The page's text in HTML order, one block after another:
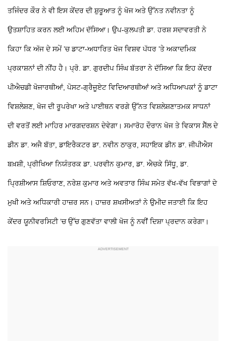
ਤਜਿੰਦਰ ਕੌਰ ਨੇ ਵੀ ਇਸ ਕੇਂਦਰ ਦੀ ਸ਼ੁਰੂਆਤ ਨੂੰ ਖੋਜ ਅਤੇ ਉੱਨਤ ਨਵੀਨਤਾ ਨੂੰ
ਉਤਸ਼ਾਹਿਤ ਕਰਨ ਲਈ ਅਹਿਮ ਦੱਸਿਆ। ਉਪ-ਕੁਲਪਤੀ ਡਾ. ਹਰਸ਼ ਸਦਾਵਰਤੀ ਨੇ
ਕਿਹਾ ਕਿ ਅੱਜ ਦੇ ਸਮੇਂ ’ਚ ਡਾਟਾ-ਅਧਾਰਿਤ ਖੋਜ ਵਿਸ਼ਵ ਪੱਧਰ ’ਤੇ ਅਕਾਦਮਿਕ
ਪ੍ਰਕਾਸ਼ਨਾਂ ਦੀ ਨੀਂਹ ਹੈ। ਪ੍ਰੋ. ਡਾ. ਗੁਰਦੀਪ ਸਿੰਘ ਬੱਤਰਾ ਨੇ ਦੱਸਿਆ ਕਿ ਇਹ ਕੇਂਦਰ
ਪੀਐਚਡੀ ਖੋਜਾਰਥੀਆਂ, ਪੋਸਟ-ਗ੍ਰੈਜੂਏਟ ਵਿਦਿਆਰਥੀਆਂ ਅਤੇ ਅਧਿਆਪਕਾਂ ਨੂੰ ਡਾਟਾ
ਵਿਸ਼ਲੇਸ਼ਣ, ਖੋਜ ਦੀ ਰੂਪਰੇਖਾ ਅਤੇ ਪਾਈਥਨ ਵਰਗੇ ਉੱਨਤ ਵਿਸ਼ਲੇਸ਼ਣਾਤਮਕ ਸਾਧਨਾਂ
ਦੀ ਵਰਤੋਂ ਲਈ ਮਾਹਿਰ ਮਾਰਗਦਰਸ਼ਨ ਦੇਵੇਗਾ। ਸਮਾਰੋਹ ਦੌਰਾਨ ਖੋਜ ਤੇ ਵਿਕਾਸ ਸੈੱਲ ਦੇ
ਡੀਨ ਡਾ. ਅਜੈ ਬੱਤਾ, ਡਾਇਰੈਕਟਰ ਡਾ. ਨਵੀਨ ਠਾਕੁਰ, ਸਹਾਇਕ ਡੀਨ ਡਾ. ਜੀਪੀਐਸ
ਬਖ਼ਸ਼ੀ, ਪ੍ਰੀਖਿਆ ਨਿਯੰਤਰਕ ਡਾ. ਪਰਵੀਨ ਕੁਮਾਰ, ਡਾ. ਐਚਕੇ ਸਿੱਧੂ, ਡਾ.
ਪ੍ਰਿਸ਼ੀਆਸ ਸ਼ਿਓਰਾਣ, ਨਰੇਸ਼ ਕੁਮਾਰ ਅਤੇ ਅਵਤਾਰ ਸਿੰਘ ਸਮੇਤ ਵੱਖ-ਵੱਖ ਵਿਭਾਗਾਂ ਦੇ
ਮੁਖੀ ਅਤੇ ਅਧਿਕਾਰੀ ਹਾਜ਼ਰ ਸਨ। ਹਾਜ਼ਰ ਸ਼ਖਸੀਅਤਾਂ ਨੇ ਉਮੀਦ ਜਤਾਈ ਕਿ ਇਹ
ਕੇਂਦਰ ਯੂਨੀਵਰਸਿਟੀ ’ਚ ਉੱਚ ਗੁਣਵੱਤਾ ਵਾਲੀ ਖੋਜ ਨੂੰ ਨਵੀਂ ਦਿਸ਼ਾ ਪ੍ਰਦਾਨ ਕਰੇਗਾ।